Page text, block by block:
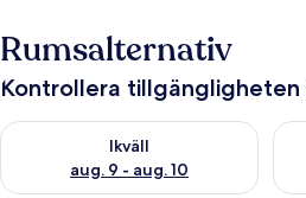
Rumsalternativ
Kontrollera
Ikväll
aug. 9 - aug. 10
Kontrollera tillgängligheten för